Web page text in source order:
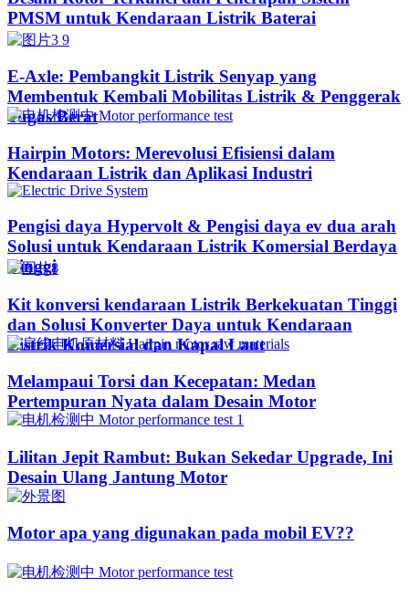
PMSM untuk Kendaraan Listrik Baterai
E-Axle: Pembangkit Listrik Senyap yang
Membentuk Kembali Mobilitas Listrik & Penggerak
Tugas Berat
Hairpin Motors: Merevolusi Efisiensi dalam
Kendaraan Listrik dan Aplikasi Industri
Pengisi daya Hypervolt & Pengisi daya ev dua arah
Solusi untuk Kendaraan Listrik Komersial Berdaya
Tinggi
Kit konversi kendaraan Listrik Berkekuatan Tinggi
dan Solusi Konverter Daya untuk Kendaraan
Listrik Komersial dan Kapal Laut
Melampaui Torsi dan Kecepatan: Medan
Pertempuran Nyata dalam Desain Motor
Lilitan Jepit Rambut: Bukan Sekedar Upgrade, Ini
Desain Ulang Jantung Motor
Motor apa yang digunakan pada mobil EV??​​